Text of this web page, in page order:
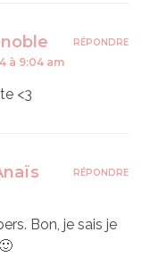
à 9:04 am
<3
RÉPONDRE
Bon, je sais je
RÉPONDRE